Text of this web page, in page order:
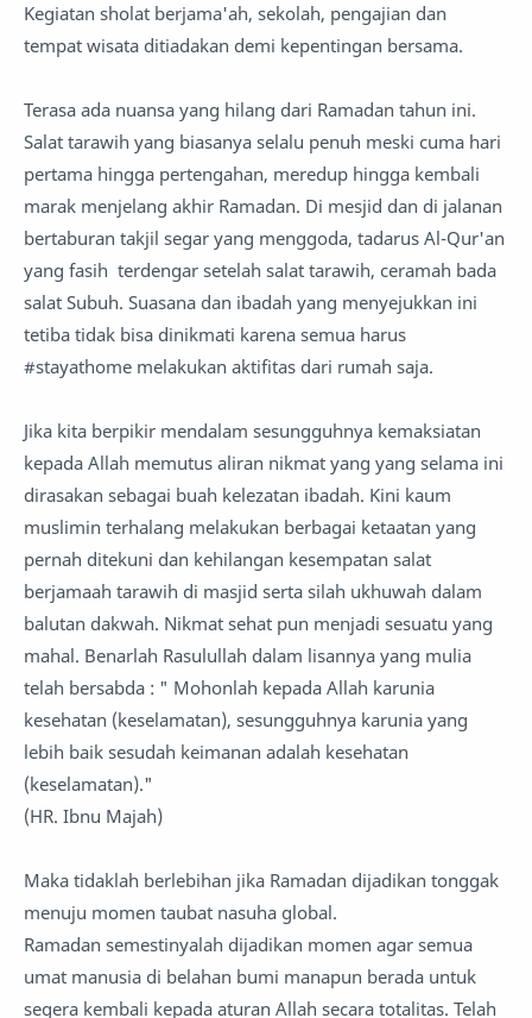
Kegiatan sholat berjama'ah, sekolah, pengajian dan
tempat wisata ditiadakan demi kepentingan bersama.
Terasa ada nuansa yang hilang dari Ramadan tahun ini.
Salat tarawih yang biasanya selalu penuh meski cuma hari
pertama hingga pertengahan, meredup hingga kembali
marak menjelang akhir Ramadan. Di mesjid dan di jalanan
bertaburan takjil segar yang menggoda, tadarus Al-Qur'an
yang fasih terdengar setelah salat tarawih, ceramah bada
salat Subuh. Suasana dan ibadah yang menyejukkan ini
tetiba tidak bisa dinikmati karena semua harus
#stayathome melakukan aktifitas dari rumah saja.
Jika kita berpikir mendalam sesungguhnya kemaksiatan
kepada Allah memutus aliran nikmat yang yang selama ini
dirasakan sebagai buah kelezatan ibadah. Kini kaum
muslimin terhalang melakukan berbagai ketaatan yang
pernah ditekuni dan kehilangan kesempatan salat
berjamaah tarawih di masjid serta silah ukhuwah dalam
balutan dakwah. Nikmat sehat pun menjadi sesuatu yang
mahal. Benarlah Rasulullah dalam lisannya yang mulia
telah bersabda : " Mohonlah kepada Allah karunia
kesehatan (keselamatan), sesungguhnya karunia yang
lebih baik sesudah keimanan adalah kesehatan
(keselamatan)."
(HR. Ibnu Majah)
Maka tidaklah berlebihan jika Ramadan dijadikan tonggak
menuju momen taubat nasuha global.
Ramadan semestinyalah dijadikan momen agar semua
umat manusia di belahan bumi manapun berada untuk
segera kembali kepada aturan Allah secara totalitas. Telah